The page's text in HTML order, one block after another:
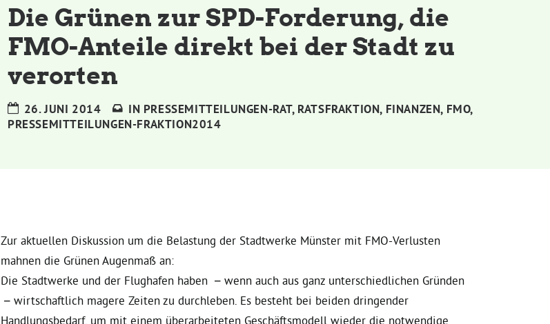
Die Grünen zur SPD-Forderung, die
FMO-Anteile direkt bei der Stadt zu
verorten
26. JUNI 2014 IN PRESSEMITTEILUNGEN-RAT, RATSFRAKTION, FINANZEN, FMO,
PRESSEMITTEILUNGEN-FRAKTION2014
Zur aktuellen Diskussion um die Belastung der Stadtwerke Münster mit FMO-Verlusten
mahnen die Grünen Augenmaß an:
Die Stadtwerke und der Flughafen haben – wenn auch aus ganz unterschiedlichen Gründen
– wirtschaftlich magere Zeiten zu durchleben. Es besteht bei beiden dringender
Handlungsbedarf, um mit einem überarbeiteten Geschäftsmodell wieder die notwendige